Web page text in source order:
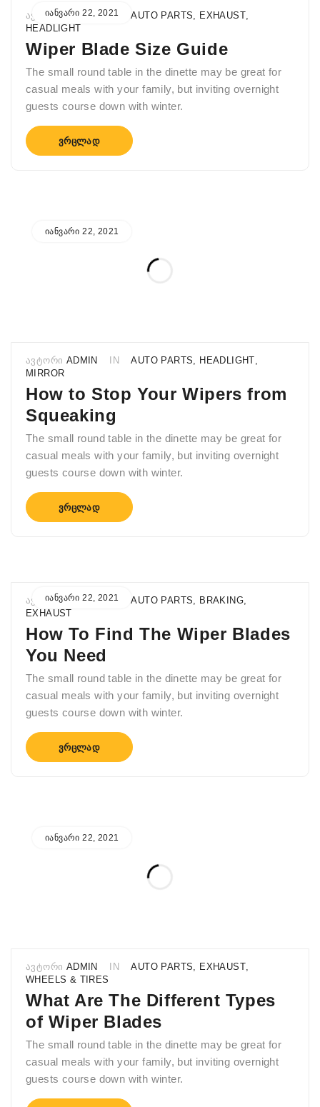
ᲘᲐᲜᲕᲐᲠᲘ 22, 2021
ᲐᲕᲢᲝᲠᲘ ADMIN IN AUTO PARTS, EXHAUST,
HEADLIGHT
Wiper Blade Size Guide
The small round table in the dinette may be great for
casual meals with your family, but inviting overnight
guests course down with winter.
ᲕᲠᲪᲚᲐᲓ
ᲘᲐᲜᲕᲐᲠᲘ 22, 2021
ᲐᲕᲢᲝᲠᲘ ADMIN IN AUTO PARTS, HEADLIGHT,
MIRROR
How to Stop Your Wipers from
Squeaking
The small round table in the dinette may be great for
casual meals with your family, but inviting overnight
guests course down with winter.
ᲕᲠᲪᲚᲐᲓ
ᲘᲐᲜᲕᲐᲠᲘ 22, 2021
ᲐᲕᲢᲝᲠᲘ ADMIN IN AUTO PARTS, BRAKING,
EXHAUST
How To Find The Wiper Blades
You Need
The small round table in the dinette may be great for
casual meals with your family, but inviting overnight
guests course down with winter.
ᲕᲠᲪᲚᲐᲓ
ᲘᲐᲜᲕᲐᲠᲘ 22, 2021
ᲐᲕᲢᲝᲠᲘ ADMIN IN AUTO PARTS, EXHAUST,
WHEELS & TIRES
What Are The Different Types
of Wiper Blades
The small round table in the dinette may be great for
casual meals with your family, but inviting overnight
guests course down with winter.